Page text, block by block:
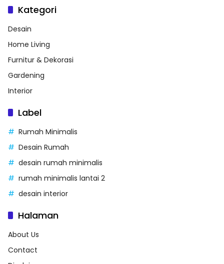
Kategori
Desain
Home Living
Furnitur & Dekorasi
Gardening
Interior
Label
Rumah Minimalis
Desain Rumah
desain rumah minimalis
rumah minimalis lantai 2
desain interior
Halaman
About Us
Contact